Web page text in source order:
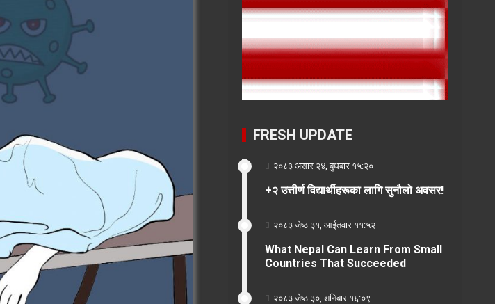
FRESH UPDATE
२०८३ असार २४, बुधबार १५:२०
+२ उत्तीर्ण विद्यार्थीहरूका लागि सुनौलो अवसर!
२०८३ जेष्ठ ३१, आईतवार ११:५२
What Nepal Can Learn From Small
Countries That Succeeded
२०८३ जेष्ठ ३०, शनिबार १६:०९